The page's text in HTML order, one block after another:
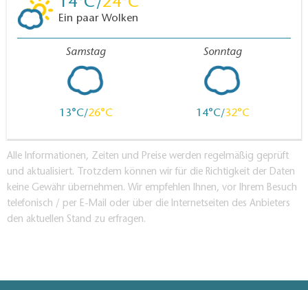
Ein paar Wolken
Samstag
13 26
Sonntag
14 32
Alle Informationen, Zeiten und Preise werden regelmäßig geprüft
und aktualisiert. Trotzdem können wir für die Richtigkeit der Daten
keine Gewähr übernehmen. Wir empfehlen Ihnen, vor Ihrem Besuch
telefonisch / per E-Mail oder über die Internetseiten des Anbieters
den aktuellen Stand zu erfragen.